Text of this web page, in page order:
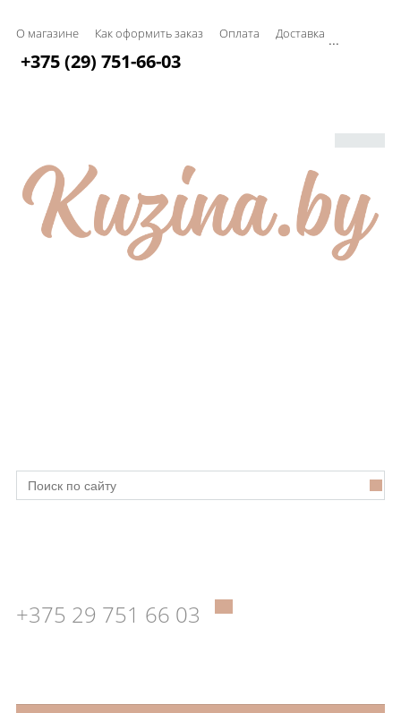
О магазине Как оформить заказ Оплата Доставка ...
+375 (29) 751-66-03
+375 29 751 66 03